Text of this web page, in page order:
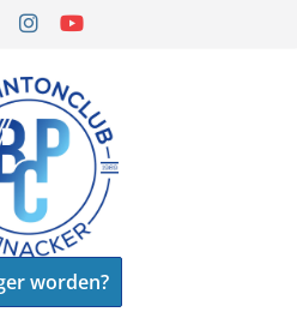
worden?